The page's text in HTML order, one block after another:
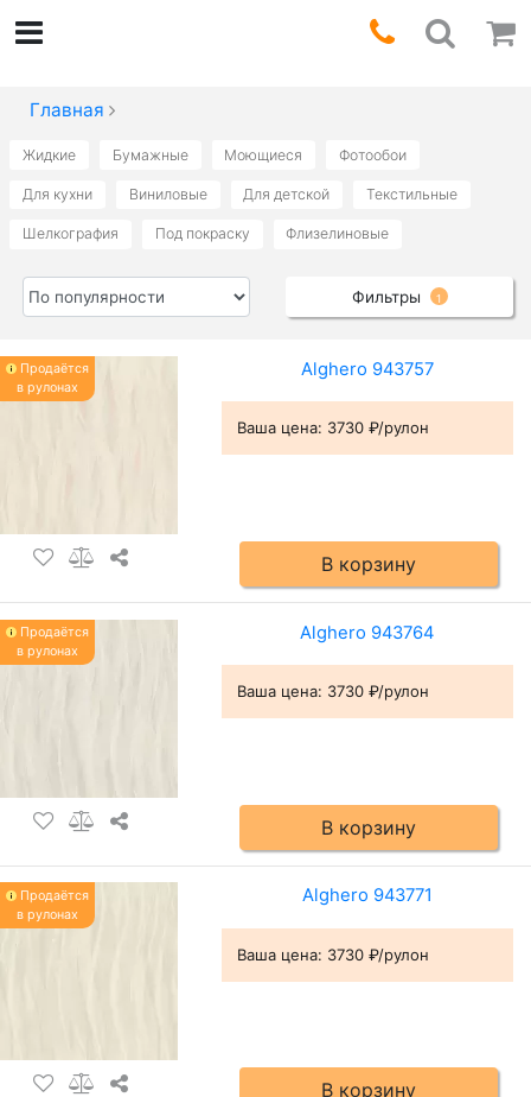
Главная
Жидкие Бумажные Моющиеся Фотообои
Для кухни Виниловые Для детской Текстильные
Шелкография Под покраску Флизелиновые
Фильтры 1
Продаётся
в рулонах
Alghero 943757
Ваша цена: 3730 ₽/рулон
В корзину
Продаётся
в рулонах
Alghero 943764
Ваша цена: 3730 ₽/рулон
В корзину
Продаётся
в рулонах
Alghero 943771
Ваша цена: 3730 ₽/рулон
В корзину